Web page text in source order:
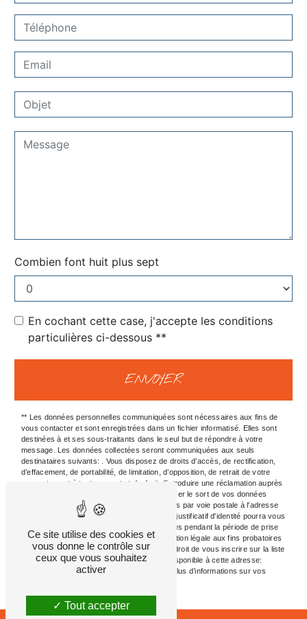
Combien font huit plus sept
En cochant cette case, j'accepte les conditions
particulières ci-dessous **
ENVOYER
** Les données personnelles communiquées sont nécessaires aux fins de
vous contacter et sont enregistrées dans un fichier informatisé. Elles sont
destinées à et ses sous-traitants dans le seul but de répondre à votre
message. Les données collectées seront communiquées aux seuls
destinataires suivants: . Vous disposez de droits d’accès, de rectification,
d’effacement, de portabilité, de limitation, d’opposition, de retrait de votre
consentement à tout moment et du droit d’introduire une réclamation auprès
d’une autorité de contrôle, ainsi que d’organiser le sort de vos données
post-mortem. Vous pouvez exercer ces droits par voie postale à l'adresse
ou par courrier électronique à l'adresse . Un justificatif d'identité pourra vous
être demandé. Nous conservons vos données pendant la période de prise
de contact puis pendant la durée de prescription légale aux fins probatoires
et de gestion des contentieux. Vous avez le droit de vous inscrire sur la liste
d'opposition au démarchage téléphonique, disponible à cette adresse:
. Consultez le site cnil.fr pour plus d’informations sur vos
Ce site utilise des cookies et
vous donne le contrôle sur
ceux que vous souhaitez
activer
Tout accepter